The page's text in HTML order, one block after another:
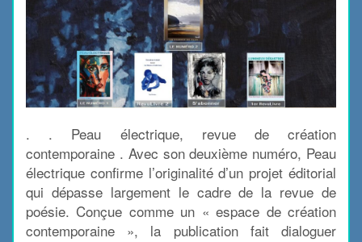
. . Peau électrique, revue de création
contemporaine . Avec son deuxième numéro, Peau
électrique confirme l’originalité d’un projet éditorial
qui dépasse largement le cadre de la revue de
poésie. Conçue comme un « espace de création
contemporaine », la publication fait dialoguer